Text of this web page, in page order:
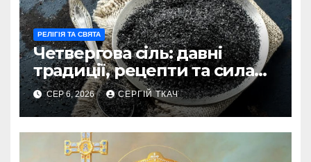
РЕЛІГІЯ ТА СВЯТА
Четвергова сіль: давні
традиції, рецепти та сила
оберегу
СЕР 6, 2026 СЕРГІЙ ТКАЧ